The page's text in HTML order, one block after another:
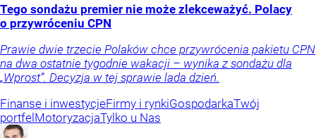
Tego sondażu premier nie może zlekceważyć. Polacy
o przywróceniu CPN
Prawie dwie trzecie Polaków chce przywrócenia pakietu CPN
na dwa ostatnie tygodnie wakacji – wynika z sondażu dla
„Wprost”. Decyzja w tej sprawie lada dzień.
Finanse i inwestycjeFirmy i rynkiGospodarkaTwój
portfel MotoryzacjaTylko u Nas